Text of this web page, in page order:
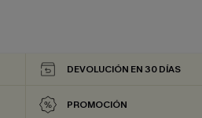
DEVOLUCIÓN EN 30 DÍAS
PROMOCIÓN